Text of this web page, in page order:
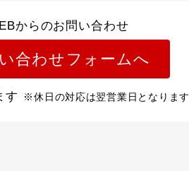
からのお問い合わせ
合わせフォームへ
す ※休日の対応は翌営業日となります